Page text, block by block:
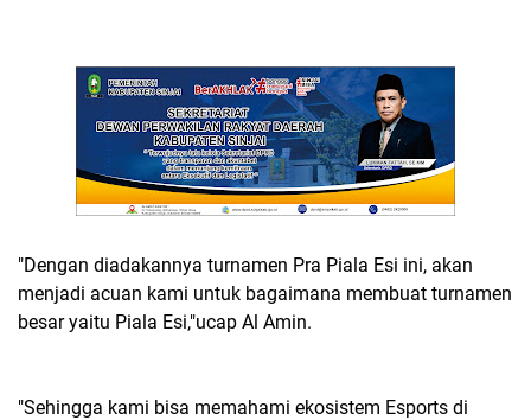
"Dengan diadakannya turnamen Pra Piala Esi ini, akan
menjadi acuan kami untuk bagaimana membuat turnamen
besar yaitu Piala Esi,"ucap Al Amin.
"Sehingga kami bisa memahami ekosistem Esports di